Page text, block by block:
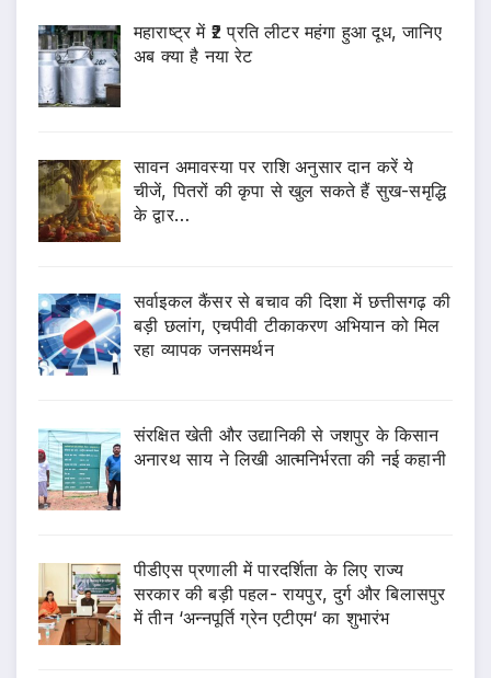
महाराष्ट्र में ₹2 प्रति लीटर महंगा हुआ दूध, जानिए
अब क्या है नया रेट
सावन अमावस्या पर राशि अनुसार दान करें ये
चीजें, पितरों की कृपा से खुल सकते हैं सुख-समृद्धि
के द्वार…
सर्वाइकल कैंसर से बचाव की दिशा में छत्तीसगढ़ की
बड़ी छलांग, एचपीवी टीकाकरण अभियान को मिल
रहा व्यापक जनसमर्थन
संरक्षित खेती और उद्यानिकी से जशपुर के किसान
अनारथ साय ने लिखी आत्मनिर्भरता की नई कहानी
पीडीएस प्रणाली में पारदर्शिता के लिए राज्य
सरकार की बड़ी पहल- रायपुर, दुर्ग और बिलासपुर
में तीन ‘अन्नपूर्ति ग्रेन एटीएम‘ का शुभारंभ